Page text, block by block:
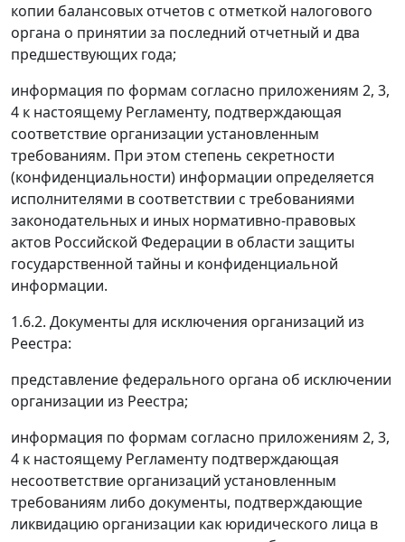
копии балансовых отчетов с отметкой налогового
органа о принятии за последний отчетный и два
предшествующих года;
информация по формам согласно приложениям 2, 3,
4 к настоящему Регламенту, подтверждающая
соответствие организации установленным
требованиям. При этом степень секретности
(конфиденциальности) информации определяется
исполнителями в соответствии с требованиями
законодательных и иных нормативно-правовых
актов Российской Федерации в области защиты
государственной тайны и конфиденциальной
информации.
1.6.2. Документы для исключения организаций из
Реестра:
представление федерального органа об исключении
организации из Реестра;
информация по формам согласно приложениям 2, 3,
4 к настоящему Регламенту подтверждающая
несоответствие организаций установленным
требованиям либо документы, подтверждающие
ликвидацию организации как юридического лица в